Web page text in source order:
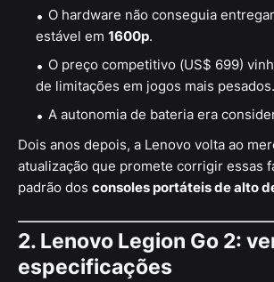
O hardware não conseguia
estável em 1600p.
O preço competitivo (US$ 699)
de limitações em jogos mais pesados.
A autonomia de bateria era
Dois anos depois, a Lenovo volta ao
atualização que promete corrigir essas
padrão dos consoles portáteis de alto
2. Lenovo Legion Go 2:
especificações